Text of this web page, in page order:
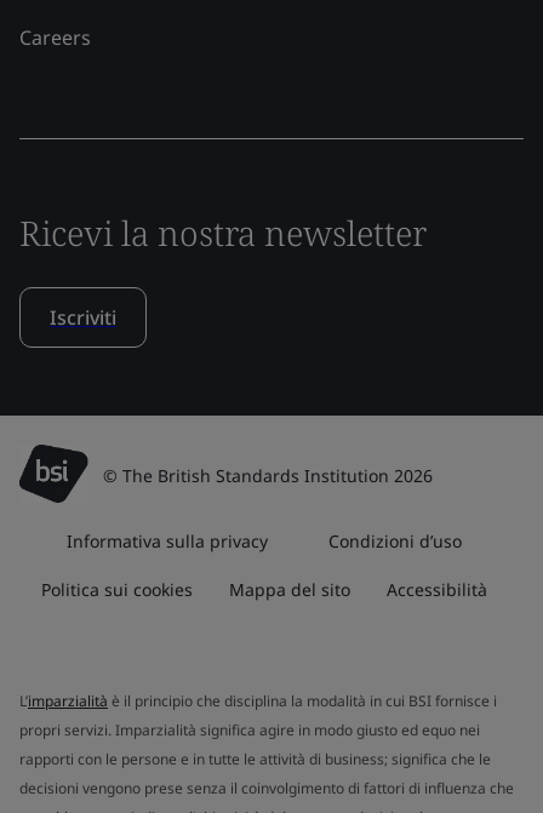
Careers
Ricevi la nostra newsletter
Iscriviti
© The British Standards Institution 2026
Informativa sulla privacy Condizioni d’uso
Politica sui cookies Mappa del sito Accessibilità
L’imparzialità è il principio che disciplina la modalità in cui BSI fornisce i
propri servizi. Imparzialità significa agire in modo giusto ed equo nei
rapporti con le persone e in tutte le attività di business; significa che le
decisioni vengono prese senza il coinvolgimento di fattori di influenza che